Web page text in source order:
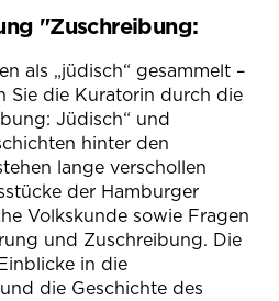
"Zuschreibung:
als „jüdisch“ gesammelt –
Sie die Kuratorin durch die
Jüdisch“ und
hinter den
lange verschollen
der Hamburger
Volkskunde sowie Fragen
und Zuschreibung. Die
in die
die Geschichte des